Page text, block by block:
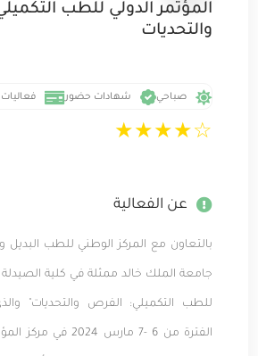
المؤتمر الدولي للطب
والتحديات
صباحي شهادات حضور
★★★★☆
عن الفعالية
بالتعاون مع المركز الوطني للطب البديل
جامعة الملك خالد ممثلة في كلية الصيدلة
للطب التكميلي: الفرص والتحديات"
الفترة من 6 -7 مارس 2024